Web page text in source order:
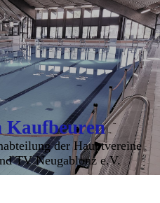
Kaufbeuren
der Hauptvereine
TV Neugablonz e.V.